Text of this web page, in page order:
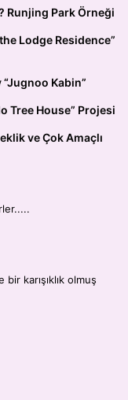
Runjing Park Örneği
Lodge Residence”
Kabin”
Tree House” Projesi
ve Çok Amaçlı
karışıklık olmuş